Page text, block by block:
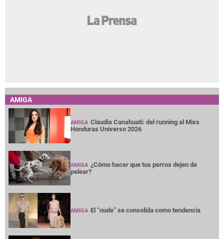
AMIGA
AMIGA Claudia Canahuati: del running al Miss
Honduras Universo 2026
AMIGA ¿Cómo hacer que tus perros dejen de
pelear?
AMIGA El “nude” se consolida como tendencia